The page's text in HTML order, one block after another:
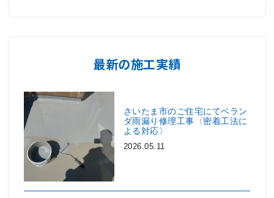
最新の施工実績
さいたま市のご住宅にてベラン
ダ雨漏り修理工事〈密着工法に
よる対応〉
2026.05.11